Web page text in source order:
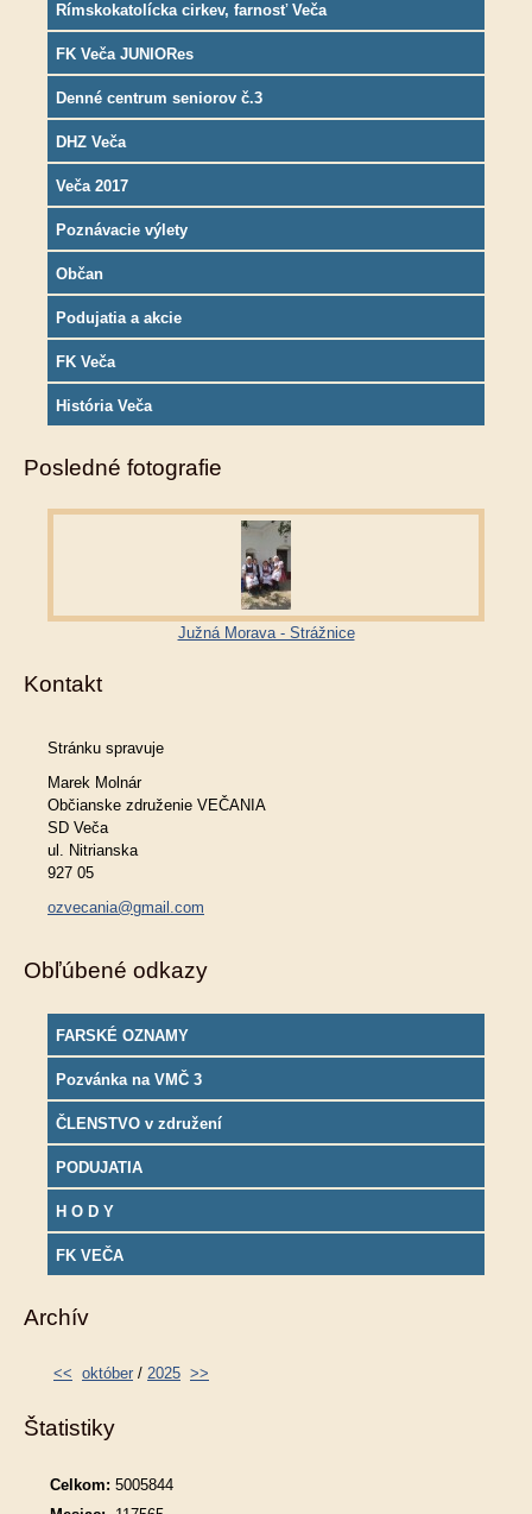
Rímskokatolícka cirkev, farnosť Veča
FK Veča JUNIORes
Denné centrum seniorov č.3
DHZ Veča
Veča 2017
Poznávacie výlety
Občan
Podujatia a akcie
FK Veča
História Veča
Posledné fotografie
Južná Morava - Strážnice
Kontakt
Stránku spravuje
Marek Molnár
Občianske združenie VEČANIA
SD Veča
ul. Nitrianska
927 05
ozvecania@gmail.com
Obľúbené odkazy
FARSKÉ OZNAMY
Pozvánka na VMČ 3
ČLENSTVO v združení
PODUJATIA
H O D Y
FK VEČA
Archív
<< október / 2025 >>
Štatistiky
Celkom: 5005844